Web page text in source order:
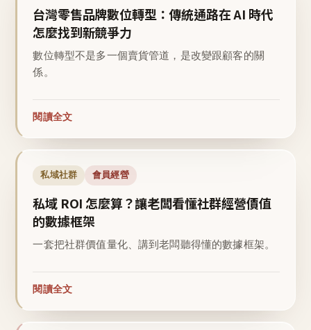
台灣零售品牌數位轉型：傳統通路在 AI 時代
怎麼找到新競爭力
數位轉型不是多一個賣貨管道，是改變跟顧客的關
係。
閱讀全文
私域社群 會員經營
私域 ROI 怎麼算？讓老闆看懂社群經營價值
的數據框架
一套把社群價值量化、講到老闆聽得懂的數據框架。
閱讀全文